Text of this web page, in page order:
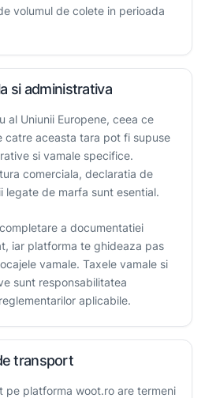
volumul de colete in perioada
si administrativa
al Uniunii Europene, ceea ce
catre aceasta tara pot fi supuse
si vamale specifice.
comerciala, declaratia de
legate de marfa sunt esential.
a documentatiei
iar platforma te ghideaza pas
vamale. Taxele vamale si
sunt responsabilitatea
aplicabile.
transport
pe platforma woot.ro are termeni